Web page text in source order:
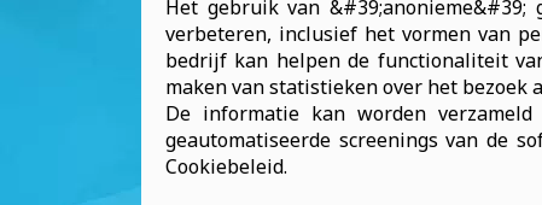
Het gebruik van
verbeteren, inclusief het vormen van
bedrijf kan helpen de functionaliteit
maken van statistieken over het bezoek
De informatie kan worden
geautomatiseerde screenings van de
Cookiebeleid.